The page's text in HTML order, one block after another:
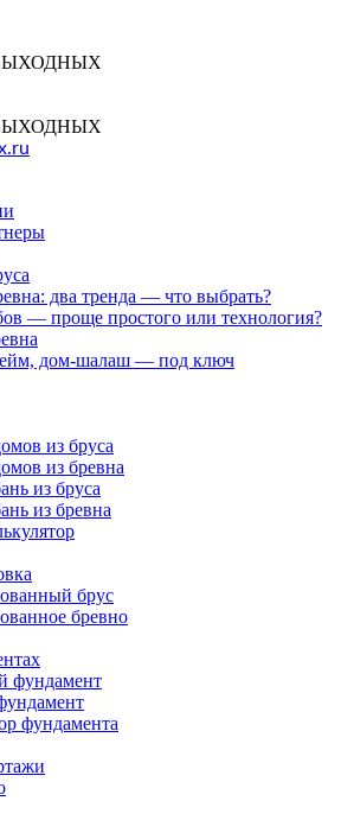
ВЫХОДНЫХ
ВЫХОДНЫХ
два тренда — что выбрать?
— проще простого или технология?
дом-шалаш — под ключ
из бруса
из бревна
из бруса
из бревна
брус
бревно
фундамент
фундамента